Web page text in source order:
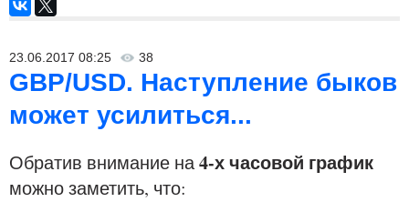
23.06.2017 08:25 38
GBP/USD. Наступление быков
может усилиться...
Обратив внимание на4-х часовой график
можно заметить, что: